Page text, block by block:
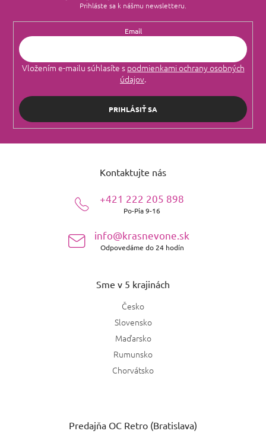
Prihláste sa k nášmu newsletteru.
Email
Vložením e-mailu súhlasíte s podmienkami ochrany osobných
údajov.
PRIHLÁSIŤ SA
Kontaktujte nás
+421 222 205 898
Po-Pia 9-16
info@krasnevone.sk
Odpovedáme do 24 hodín
Sme v 5 krajinách
Česko
Slovensko
Maďarsko
Rumunsko
Chorvátsko
Predajňa OC Retro (Bratislava)